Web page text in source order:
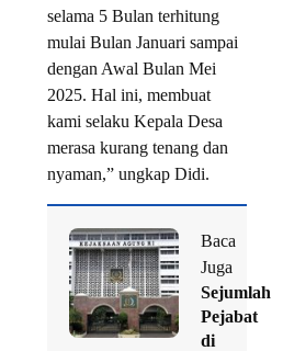
selama 5 Bulan terhitung
mulai Bulan Januari sampai
dengan Awal Bulan Mei
2025. Hal ini, membuat
kami selaku Kepala Desa
merasa kurang tenang dan
nyaman,” ungkap Didi.
Baca
Juga
Sejumlah
Pejabat
di